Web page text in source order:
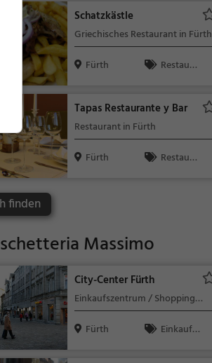
Schatzkästle
Griechisches Restaurant in Fürth
Fürth
Restaura
tagessen, Ab
endessen
Tapas Restaurante y Bar
Restaurant in Fürth
Fürth
Restaura
finden
Massimo
City-Center Fürth
Einkaufszentrum / Shopping
Mall in Fürth
Fürth
Einkaufe